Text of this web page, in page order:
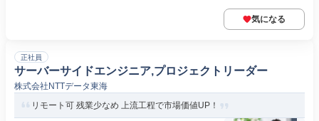
気になる
正社員
サーバーサイドエンジニア,プロジェクトリーダー
株式会社NTTデータ東海
リモート可 残業少なめ 上流工程で市場価値UP！